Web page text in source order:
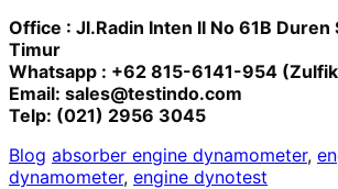
Office : Jl.Radin Inten II No 61B Duren
Timur
Whatsapp : +62 815-6141-954
Email: sales@testindo.com
Telp: (021) 2956 3045
Blog absorber engine dynamometer,
dynamometer, engine dynotest